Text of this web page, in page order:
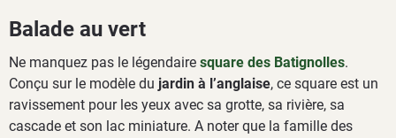
Balade au vert
Ne manquez pas le légendaire square des Batignolles.
Conçu sur le modèle du jardin à l’anglaise, ce square est un
ravissement pour les yeux avec sa grotte, sa rivière, sa
cascade et son lac miniature. A noter que la famille des